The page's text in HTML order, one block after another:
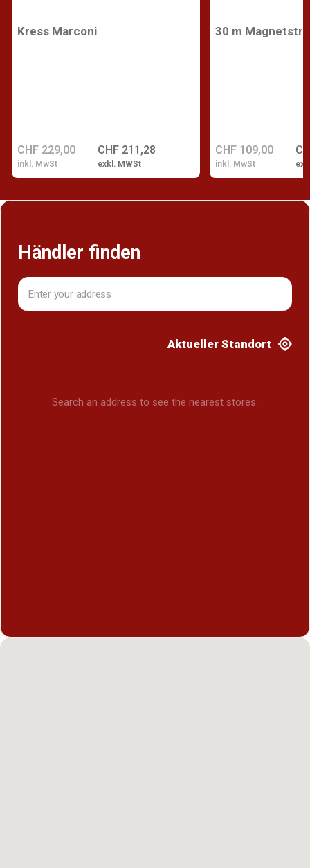
Kress Marconi
CHF 211,28
exkl. MWSt
CHF 229,00
inkl. MwSt
30 m
CHF 109,00
inkl. MwSt
Händler finden
Aktueller Standort
Search an address to see the nearest stores.